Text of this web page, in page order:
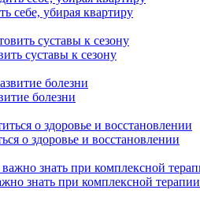
себе, убирая квартиру
суставы к сезону
болезни
о здоровье и восстановлении
знать при комплексной терапии